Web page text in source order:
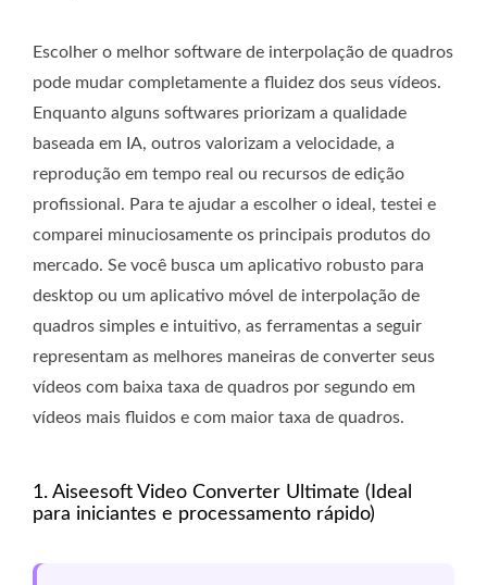
Escolher o melhor software de interpolação de quadros
pode mudar completamente a fluidez dos seus vídeos.
Enquanto alguns softwares priorizam a qualidade
baseada em IA, outros valorizam a velocidade, a
reprodução em tempo real ou recursos de edição
profissional. Para te ajudar a escolher o ideal, testei e
comparei minuciosamente os principais produtos do
mercado. Se você busca um aplicativo robusto para
desktop ou um aplicativo móvel de interpolação de
quadros simples e intuitivo, as ferramentas a seguir
representam as melhores maneiras de converter seus
vídeos com baixa taxa de quadros por segundo em
vídeos mais fluidos e com maior taxa de quadros.
1. Aiseesoft Video Converter Ultimate (Ideal
para iniciantes e processamento rápido)